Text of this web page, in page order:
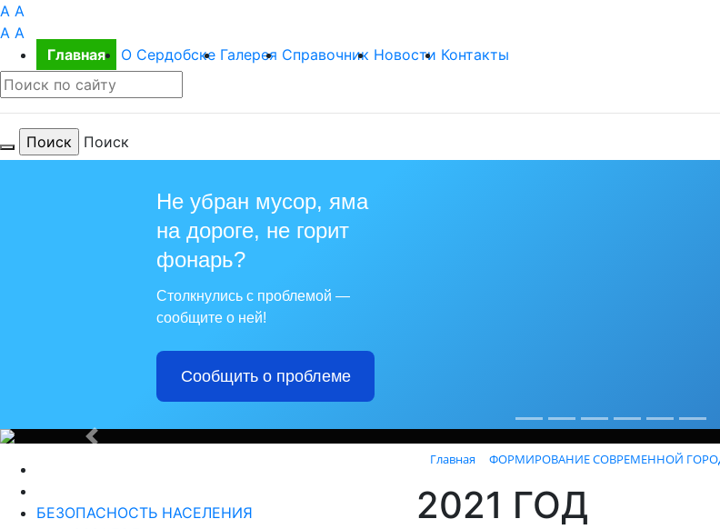
A A
A A
Главная
О Сердобске Галерея Справочник Новости Контакты
Поиск
Не убран мусор, яма
на дороге, не горит
фонарь?
Столкнулись с проблемой —
сообщите о ней!
Сообщить о проблеме
Для тебя любимый
Из года в год крепнет среди сердобчан авторитет
Назад
БЕЗОПАСНОСТЬ НАСЕЛЕНИЯ
Главная ФОРМИРОВАНИЕ СОВРЕМЕННОЙ
2021 ГОД